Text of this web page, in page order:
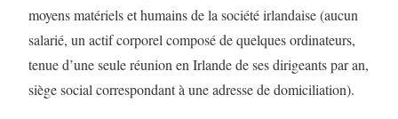
moyens matériels et humains de la société irlandaise (aucun
salarié, un actif corporel composé de quelques ordinateurs,
tenue d’une seule réunion en Irlande de ses dirigeants par an,
siège social correspondant à une adresse de domiciliation).